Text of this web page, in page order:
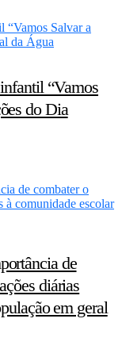
“Vamos
do Dia
de
diárias
em geral